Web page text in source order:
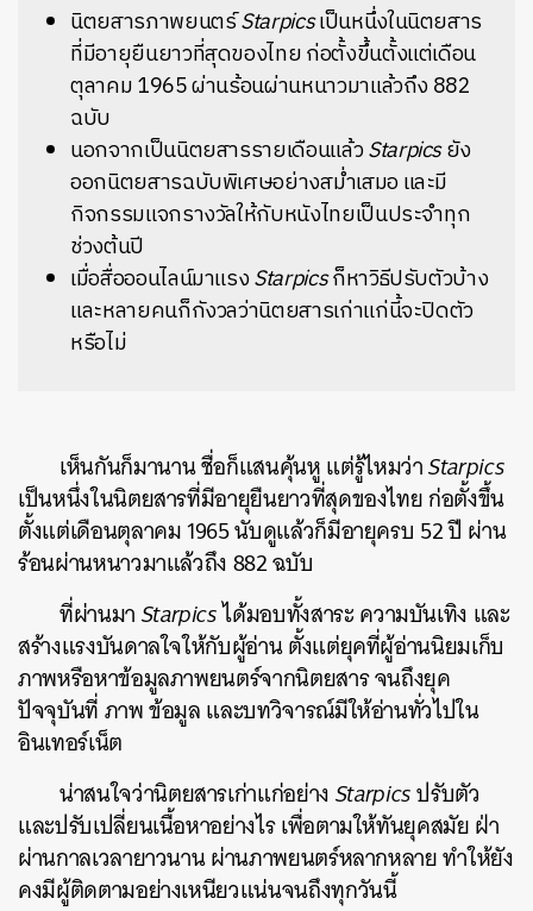
นิตยสารภาพยนตร์Starpicsเป็นหนึ่งในนิตยสาร
ที่มีอายุยืนยาวที่สุดของไทย ก่อตั้งขึ้นตั้งแต่เดือน
ตุลาคม 1965 ผ่านร้อนผ่านหนาวมาแล้วถึง 882
ฉบับ
นอกจากเป็นนิตยสารรายเดือนแล้วStarpicsยัง
ออกนิตยสารฉบับพิเศษอย่างสม่ำเสมอ และมี
กิจกรรมแจกรางวัลให้กับหนังไทยเป็นประจำทุก
ช่วงต้นปี
เมื่อสื่อออนไลน์มาแรงStarpicsก็หาวิธีปรับตัวบ้าง
และหลายคนก็กังวลว่านิตยสารเก่าแก่นี้จะปิดตัว
หรือไม่
เห็นกันก็มานาน ชื่อก็แสนคุ้นหู แต่รู้ไหมว่าStarpics
เป็นหนึ่งในนิตยสารที่มีอายุยืนยาวที่สุดของไทย ก่อตั้งขึ้น
ตั้งแต่เดือนตุลาคม 1965 นับดูแล้วก็มีอายุครบ 52 ปี ผ่าน
ร้อนผ่านหนาวมาแล้วถึง 882 ฉบับ
ที่ผ่านมาStarpicsได้มอบทั้งสาระ ความบันเทิง และ
สร้างแรงบันดาลใจให้กับผู้อ่าน ตั้งแต่ยุคที่ผู้อ่านนิยมเก็บ
ภาพหรือหาข้อมูลภาพยนตร์จากนิตยสาร จนถึงยุค
ปัจจุบันที่ ภาพ ข้อมูล และบทวิจารณ์มีให้อ่านทั่วไปใน
อินเทอร์เน็ต
น่าสนใจว่านิตยสารเก่าแก่อย่างStarpicsปรับตัว
และปรับเปลี่ยนเนื้อหาอย่างไร เพื่อตามให้ทันยุคสมัย ฝ่า
ผ่านกาลเวลายาวนาน ผ่านภาพยนตร์หลากหลาย ทำให้ยัง
คงมีผู้ติดตามอย่างเหนียวแน่นจนถึงทุกวันนี้